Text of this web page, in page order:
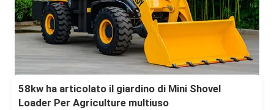
58kw ha articolato il giardino di Mini Shovel
Loader Per Agriculture multiuso